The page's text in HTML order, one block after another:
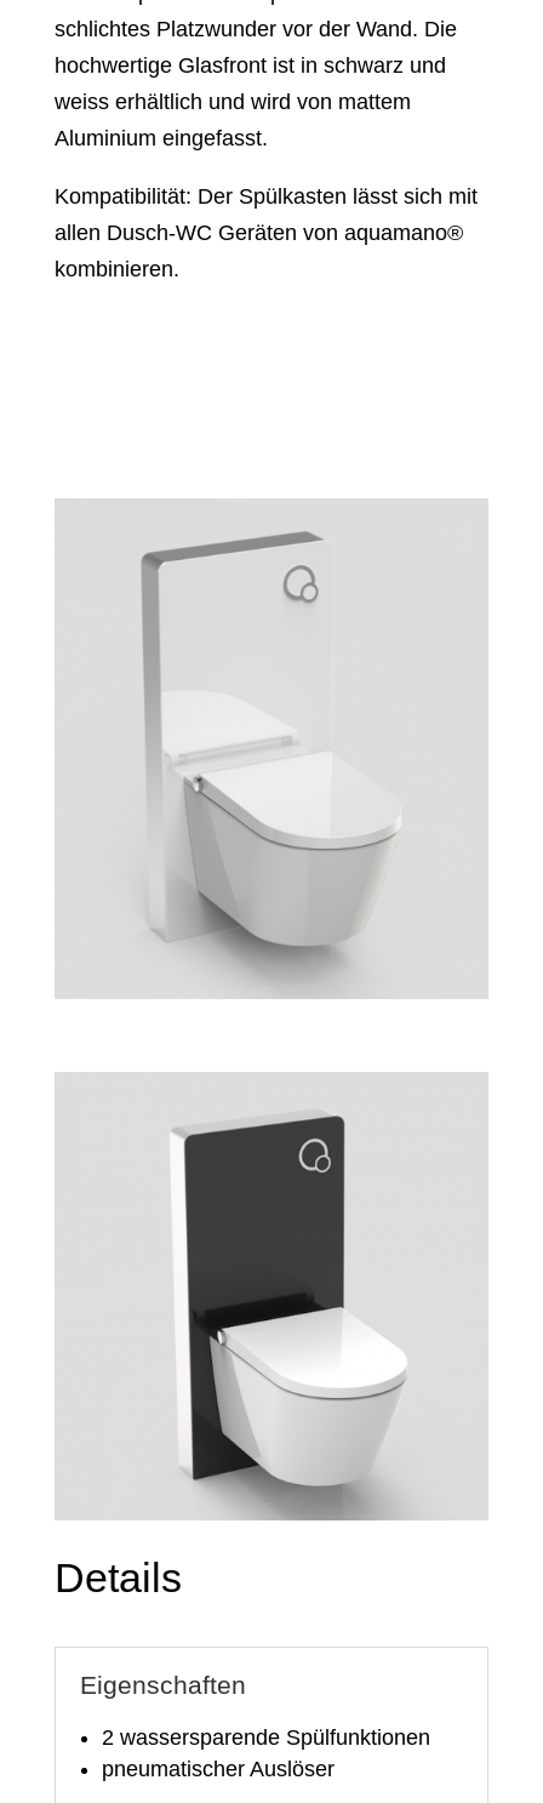
schlichtes Platzwunder vor der Wand. Die
hochwertige Glasfront ist in schwarz und
weiss erhältlich und wird von mattem
Aluminium eingefasst.
Kompatibilität: Der Spülkasten lässt sich mit
allen Dusch-WC Geräten von aquamano®
kombinieren.
Details
Eigenschaften
2 wassersparende Spülfunktionen
pneumatischer Auslöser